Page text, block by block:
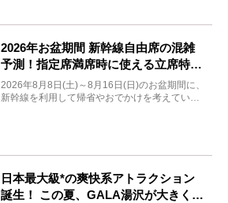
2026年お盆期間 新幹線自由席の混雑
予測！指定席満席時に使える立席特急
券も解説
2026年8月8日(土)～8月16日(日)のお盆期間に、
新幹線を利用して帰省やおでかけを考えている
日本最大級*の爽快系アトラクション
誕生！ この夏、GALA湯沢が大きく生